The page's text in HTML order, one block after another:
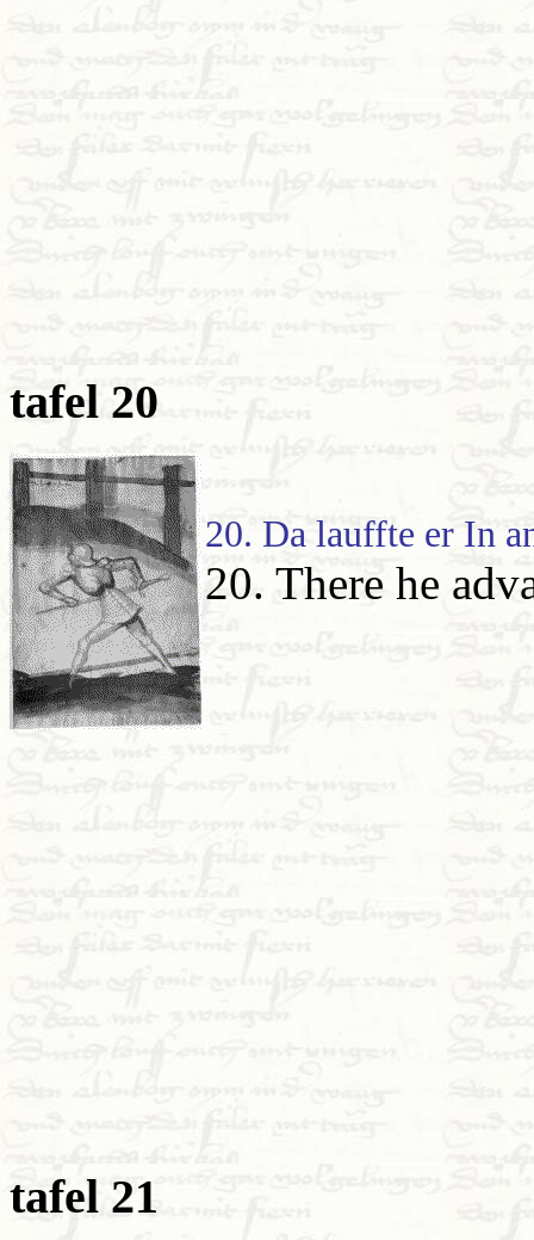
tafel 20
20. Da lauffte er In
20. There he
tafel 21